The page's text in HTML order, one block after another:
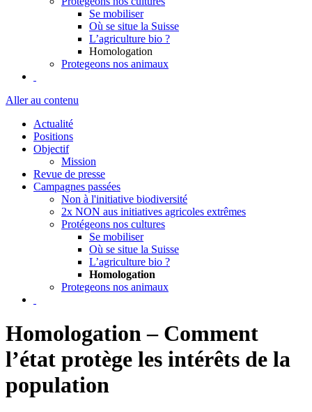
Se mobiliser
Où se situe la Suisse
L’agriculture bio ?
Homologation
Protegeons nos animaux
Aller au contenu
Actualité
Positions
Objectif
Mission
Revue de presse
Campagnes passées
Non à l'initiative biodiversité
2x NON aus initiatives agricoles extrêmes
Protégeons nos cultures
Se mobiliser
Où se situe la Suisse
L’agriculture bio ?
Homologation
Protegeons nos animaux
Homologation – Comment
l’état protège les intérêts de la
population